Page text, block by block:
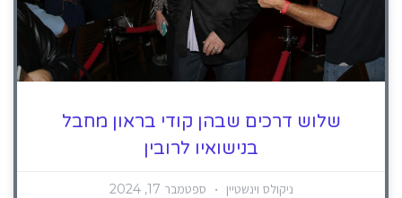
שלוש דרכים שבהן קודי בראון מחבל
בנישואיו לרובין
ניקולס וינשטיין ספטמבר 17, 2024